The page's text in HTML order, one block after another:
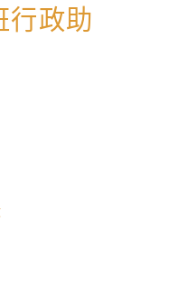
行政助